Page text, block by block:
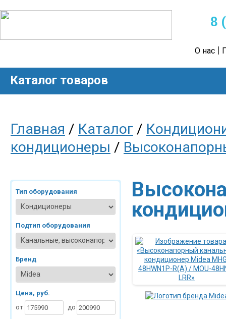
8
О нас
Каталог товаров
Главная / Каталог /
кондиционеры /
Тип оборудования
Подтип оборудования
Бренд
Цена, руб.
от
до